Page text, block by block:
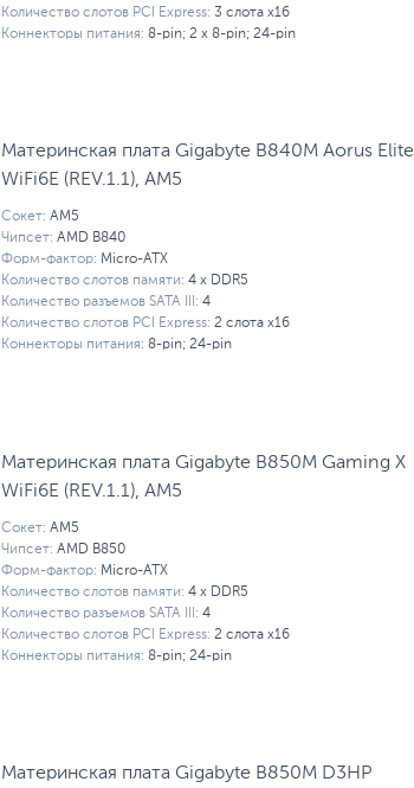
Количество слотов PCI Express: 3 слота x16
Коннекторы питания: 8-pin; 2 x 8-pin; 24-pin
Материнская плата Gigabyte B840M Aorus Elite
WiFi6E (REV.1.1), AM5
Сокет: AM5
Чипсет: AMD B840
Форм-фактор: Micro-ATX
Количество слотов памяти: 4 x DDR5
Количество разъемов SATA III: 4
Количество слотов PCI Express: 2 слота x16
Коннекторы питания: 8-pin; 24-pin
Материнская плата Gigabyte B850M Gaming X
WiFi6E (REV.1.1), AM5
Сокет: AM5
Чипсет: AMD B850
Форм-фактор: Micro-ATX
Количество слотов памяти: 4 x DDR5
Количество разъемов SATA III: 4
Количество слотов PCI Express: 2 слота x16
Коннекторы питания: 8-pin; 24-pin
Материнская плата Gigabyte B850M D3HP